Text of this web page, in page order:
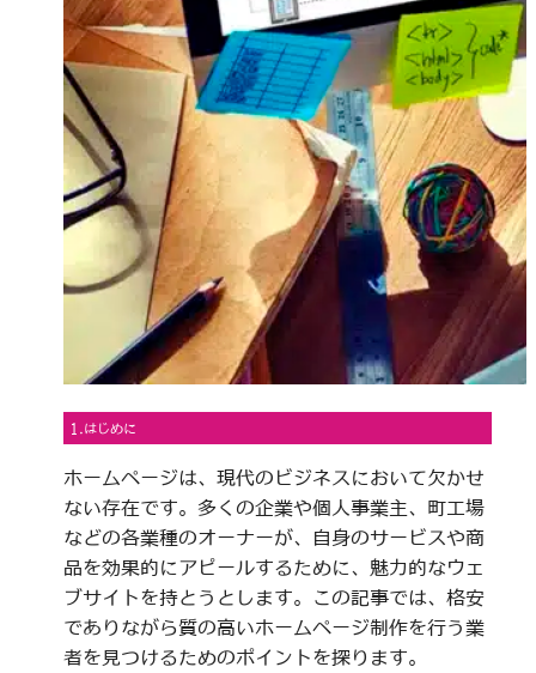
1.はじめに
ホームページは、現代のビジネスにおいて欠かせ
ない存在です。多くの企業や個人事業主、町工場
などの各業種のオーナーが、自身のサービスや商
品を効果的にアピールするために、魅力的なウェ
ブサイトを持とうとします。この記事では、格安
でありながら質の高いホームページ制作を行う業
者を見つけるためのポイントを探ります。